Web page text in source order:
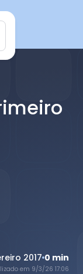
2017 0 min
em 9/3/26 17:06